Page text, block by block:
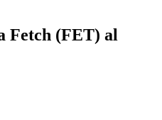
Fetch (FET) al